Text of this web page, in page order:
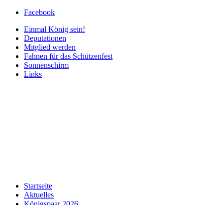
Facebook
Einmal König sein!
Deputationen
Mitglied werden
Fahnen für das Schützenfest
Sonnenschirm
Links
Startseite
Aktuelles